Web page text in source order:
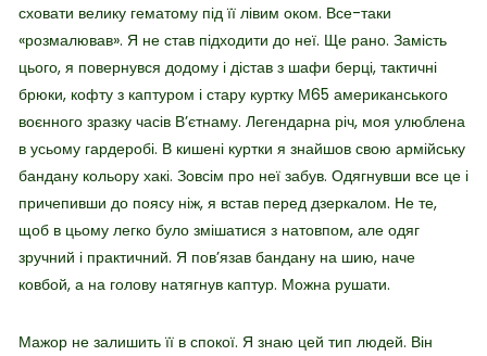
сховати велику гематому під її лівим оком. Все-таки
«розмалював». Я не став підходити до неї. Ще рано. Замість
цього, я повернувся додому і дістав з шафи берці, тактичні
брюки, кофту з каптуром і стару куртку М65 американського
воєнного зразку часів В’єтнаму. Легендарна річ, моя улюблена
в усьому гардеробі. В кишені куртки я знайшов свою армійську
бандану кольору хакі. Зовсім про неї забув. Одягнувши все це і
причепивши до поясу ніж, я встав перед дзеркалом. Не те,
щоб в цьому легко було змішатися з натовпом, але одяг
зручний і практичний. Я пов’язав бандану на шию, наче
ковбой, а на голову натягнув каптур. Можна рушати.
Мажор не залишить її в спокої. Я знаю цей тип людей. Він